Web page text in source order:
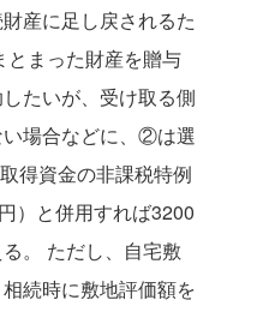
産に足し戻されるた
とまった財産を贈与
たいが、受け取る側
場合などに、②は選
得資金の非課税特例
）と併用すれば3200
。
ただし、自宅敷
続時に敷地評価額を